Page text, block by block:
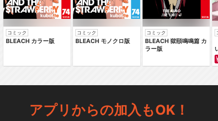
コミック
BLEACH カラー版
コミック
BLEACH モノクロ版
コミック
BLEACH 獄頤鳴鳴篇 カ
ラー版
アプリからの加入もOK！